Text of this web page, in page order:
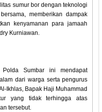
sumur bor dengan teknologi
memberikan dampak
kenyamanan para jamaah
Kurniawan.
Polda Sumbar ini mendapat
dari warga serta pengurus
Ikhlas, Bapak Haji Muhammad
yang tidak terhingga atas
tersebut.